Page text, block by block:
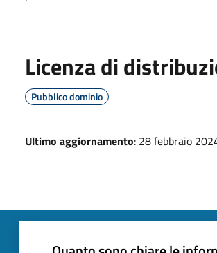
Licenza di
Pubblico dominio
Ultimo aggiornamento: 28 febbraio